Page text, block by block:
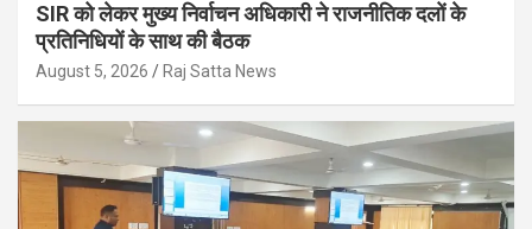
SIR को लेकर मुख्य निर्वाचन अधिकारी ने राजनीतिक दलों के
प्रतिनिधियों के साथ की बैठक
August 5, 2026 Raj Satta News